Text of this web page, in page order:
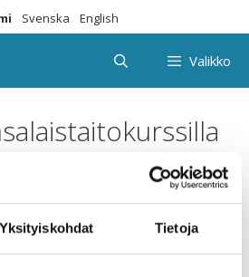
Yksityiskohdat Tietoja
Svenska English
Valikko
Jilotepequessa